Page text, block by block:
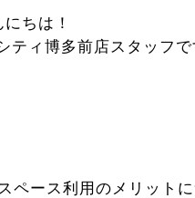
にちは！
ティ博多前店スタッフで
ペース利用のメリット